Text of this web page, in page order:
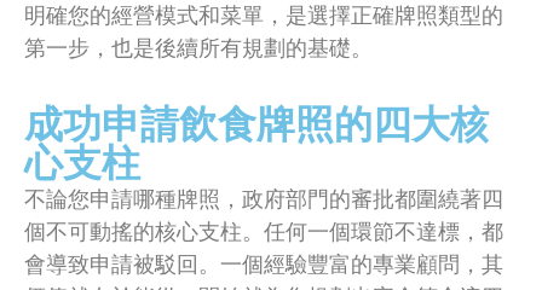
明確您的經營模式和菜單，是選擇正確牌照類型的
第一步，也是後續所有規劃的基礎。
成功申請飲食牌照的四大核
心支柱
不論您申請哪種牌照，政府部門的審批都圍繞著四
個不可動搖的核心支柱。任何一個環節不達標，都
會導致申請被駁回。一個經驗豐富的專業顧問，其